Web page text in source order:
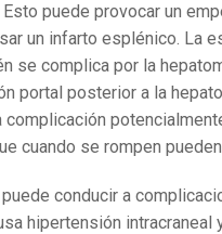
puede provocar un
un infarto esplénico. La
se complica por la
portal posterior a la
cuando se rompen
conducir a
hipertensión